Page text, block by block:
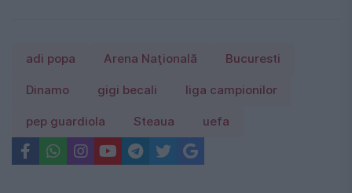
adi popa Arena Naţională Bucuresti
Dinamo gigi becali liga campionilor
pep guardiola Steaua uefa